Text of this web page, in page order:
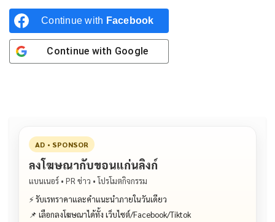
Continue with Facebook
Continue with Google
AD • SPONSOR
ลงโฆษณากับขอนแก่นลิงก์
แบนเนอร์ • PR ข่าว • โปรโมตกิจกรรม
⚡ รับเรทราคาและคำแนะนำภายในวันเดียว
📌 เลือกลงโฆษณาได้ทั้ง เว็บไซต์/Facebook/Tiktok